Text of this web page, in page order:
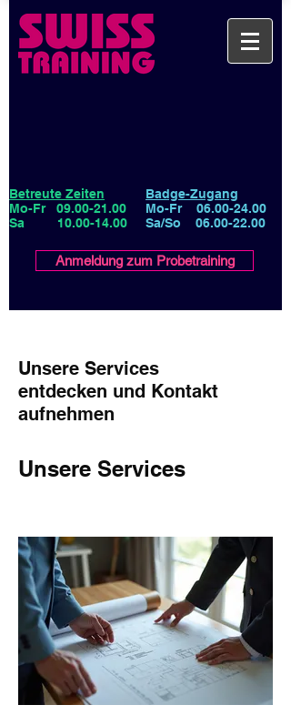
Betreute Zeiten
Mo-Fr 09.00-21.00
Sa 10.00-14.00
Badge-Zugang
Mo-Fr 06.00-24.00
Sa/So 06.00-22.00
Anmeldung zum Probetraining
Unsere Services
entdecken und Kontakt
aufnehmen
Unsere Services